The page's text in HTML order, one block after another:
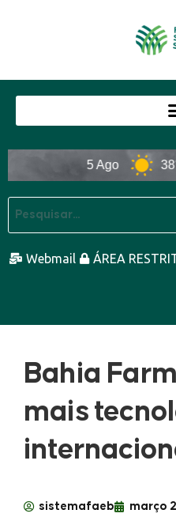
5 Ago
Webmail ÁREA
Bahia
mais
sistemafaeb março